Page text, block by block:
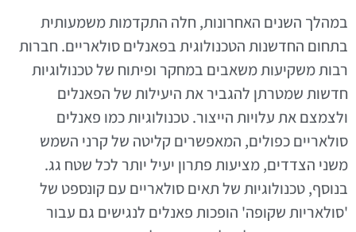
במהלך השנים האחרונות, חלה התקדמות משמעותית
בתחום החדשנות הטכנולוגית בפאנלים סולאריים. חברות
רבות משקיעות משאבים במחקר ופיתוח של טכנולוגיות
חדשות שמטרתן להגביר את היעילות של הפאנלים
ולצמצם את עלויות הייצור. טכנולוגיות כמו פאנלים
סולאריים כפולים, המאפשרים קליטה של קרני השמש
משני הצדדים, מציעות פתרון יעיל יותר לכל שטח גג.
בנוסף, טכנולוגיות של תאים סולאריים עם קונספט של
'סולאריות שקופה' הופכות פאנלים לנגישים גם עבור